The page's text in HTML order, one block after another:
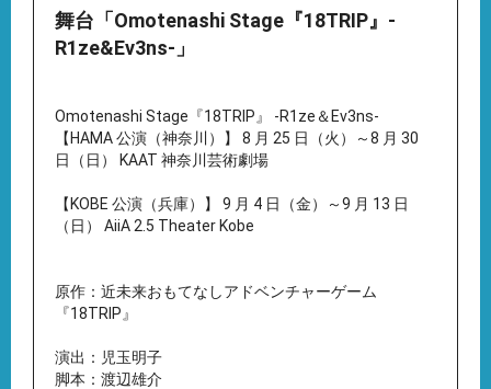
舞台「Omotenashi Stage『18TRIP』-
R1ze&Ev3ns-」
Omotenashi Stage『18TRIP』 -R1ze＆Ev3ns-
【HAMA 公演（神奈川）】 8 月 25 日（火）～8 月 30
日（日） KAAT 神奈川芸術劇場
【KOBE 公演（兵庫）】 9 月 4 日（金）～9 月 13 日
（日） AiiA 2.5 Theater Kobe
原作：近未来おもてなしアドベンチャーゲーム
『18TRIP』
演出：児玉明子
脚本：渡辺雄介